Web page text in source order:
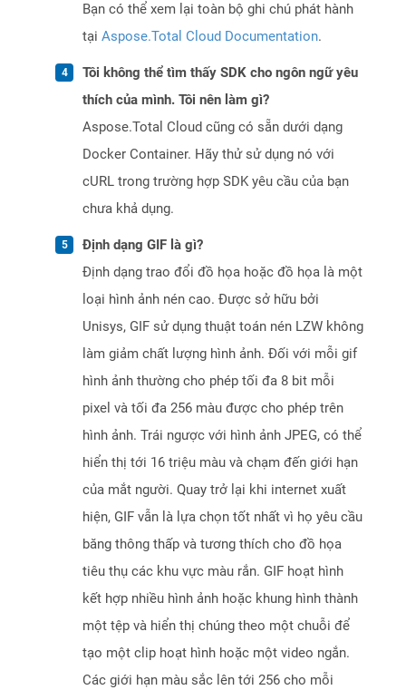
Bạn có thể xem lại toàn bộ ghi chú phát hành
tại Aspose.Total Cloud Documentation.
Tôi không thể tìm thấy SDK cho ngôn ngữ yêu
thích của mình. Tôi nên làm gì?
Aspose.Total Cloud cũng có sẵn dưới dạng
Docker Container. Hãy thử sử dụng nó với
cURL trong trường hợp SDK yêu cầu của bạn
chưa khả dụng.
Định dạng GIF là gì?
Định dạng trao đổi đồ họa hoặc đồ họa là một
loại hình ảnh nén cao. Được sở hữu bởi
Unisys, GIF sử dụng thuật toán nén LZW không
làm giảm chất lượng hình ảnh. Đối với mỗi gif
hình ảnh thường cho phép tối đa 8 bit mỗi
pixel và tối đa 256 màu được cho phép trên
hình ảnh. Trái ngược với hình ảnh JPEG, có thể
hiển thị tới 16 triệu màu và chạm đến giới hạn
của mắt người. Quay trở lại khi internet xuất
hiện, GIF vẫn là lựa chọn tốt nhất vì họ yêu cầu
băng thông thấp và tương thích cho đồ họa
tiêu thụ các khu vực màu rắn. GIF hoạt hình
kết hợp nhiều hình ảnh hoặc khung hình thành
một tệp và hiển thị chúng theo một chuỗi để
tạo một clip hoạt hình hoặc một video ngắn.
Các giới hạn màu sắc lên tới 256 cho mỗi